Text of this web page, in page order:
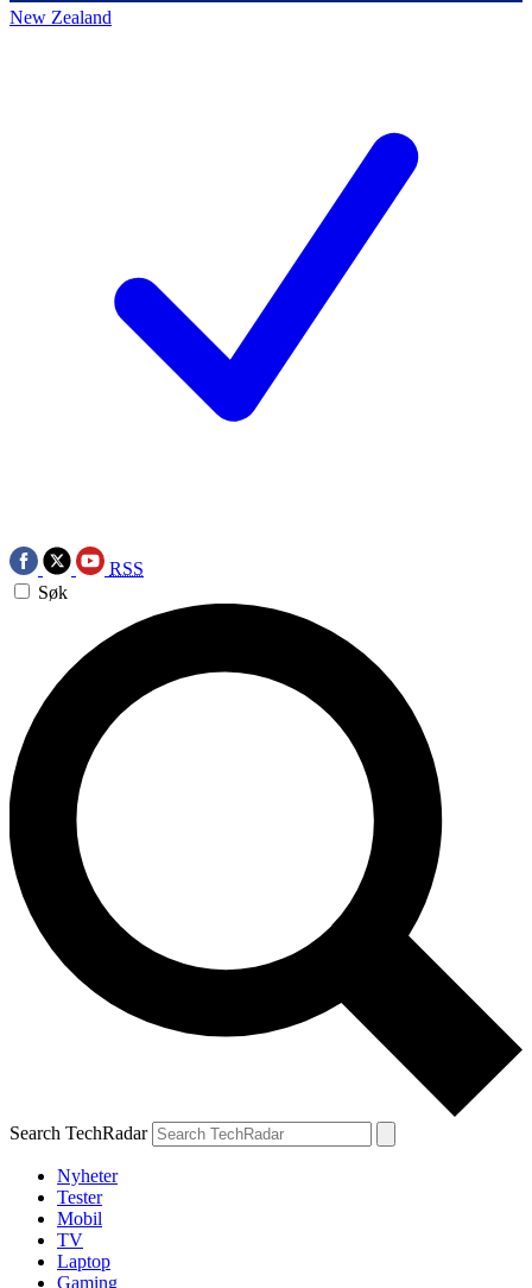
New Zealand
RSS
Søk
Search TechRadar
Nyheter
Tester
Mobil
TV
Laptop
Gaming